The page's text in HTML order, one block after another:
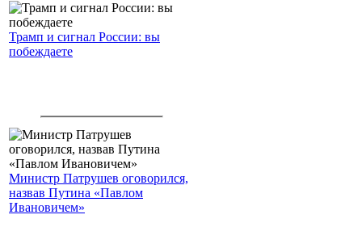
Трамп и сигнал России: вы
побеждаете
Министр Патрушев оговорился,
назвав Путина «Павлом
Ивановичем»